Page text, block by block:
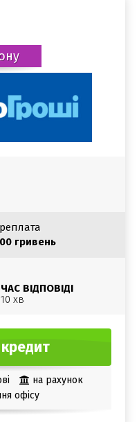
гривень
ЧАС ВІДПОВІДІ
10 хв
на рахунок
офісу